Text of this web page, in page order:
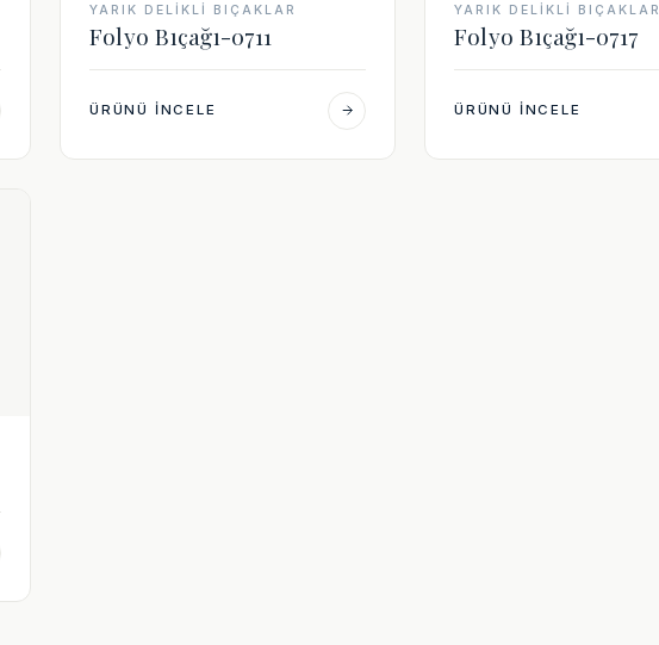
YARIK DELIKLI BIÇAKLAR
Folyo Bıçağı-0711
ÜRÜNÜ İNCELE
YARIK DELIKLI BIÇAKLAR
Folyo Bıçağı-0717
ÜRÜNÜ İNCELE